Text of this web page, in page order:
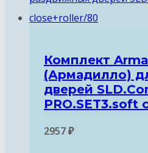
Комплект
(Армадилло)
дверей
PRO.SET3.soft
2957₽